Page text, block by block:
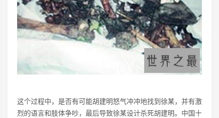
这个过程中，是否有可能胡建明怒气冲冲地找到徐某，并有激
烈的语言和肢体争吵，最后导致徐某设计杀死胡建明。中国十